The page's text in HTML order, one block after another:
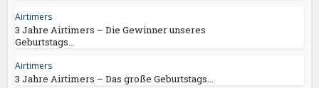
Airtimers
3 Jahre Airtimers – Die Gewinner unseres
Geburtstags...
Airtimers
3 Jahre Airtimers – Das große Geburtstags...